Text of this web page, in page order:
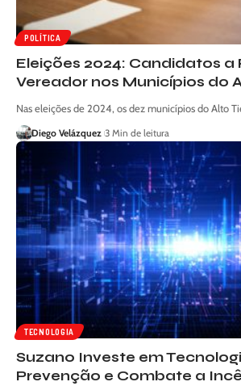
POLÍTICA
Eleições 2024: Candidatos a
Vereador nos Municípios do
Nas eleições de 2024, os dez municípios do Alto
Diego Velázquez 3 Min de leitura
TECNOLOGIA
Suzano Investe em
Prevenção e Combate a